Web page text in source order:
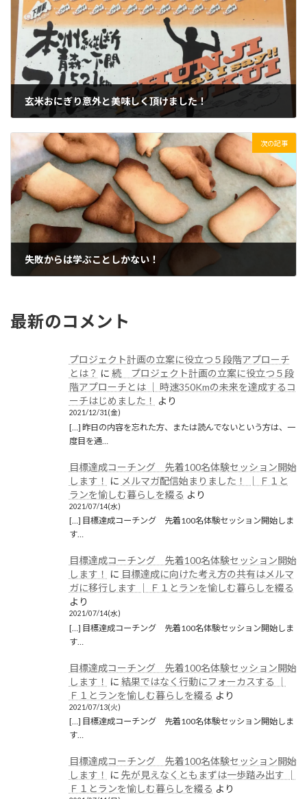
玄米おにぎり意外と美味しく頂けました！
次の記事
失敗からは学ぶことしかない！
最新のコメント
プロジェクト計画の立案に役立つ５段階アプローチ
とは？ に 続 プロジェクト計画の立案に役立つ５段
階アプローチとは │ 時速350Kmの未来を達成するコ
ーチはじめました！
より
2021/12/31(金)
[…] 昨日の内容を忘れた方、または読んでないという方は、一
度目を通…
目標達成コーチング 先着100名体験セッション開始
します！
に メルマガ配信始まりました！ │ Ｆ１と
ランを愉しむ暮らしを綴る より
2021/07/14(水)
[…] 目標達成コーチング 先着100名体験セッション開始しま
す…
目標達成コーチング 先着100名体験セッション開始
します！
に 目標達成に向けた考え方の共有はメルマ
ガに移行します │ Ｆ１とランを愉しむ暮らしを綴る
より
2021/07/14(水)
[…] 目標達成コーチング 先着100名体験セッション開始しま
す…
目標達成コーチング 先着100名体験セッション開始
します！
に 結果ではなく行動にフォーカスする │
Ｆ１とランを愉しむ暮らしを綴る より
2021/07/13(火)
[…] 目標達成コーチング 先着100名体験セッション開始しま
す…
目標達成コーチング 先着100名体験セッション開始
します！
に 先が見えなくともまずは一歩踏み出す │
Ｆ１とランを愉しむ暮らしを綴る より